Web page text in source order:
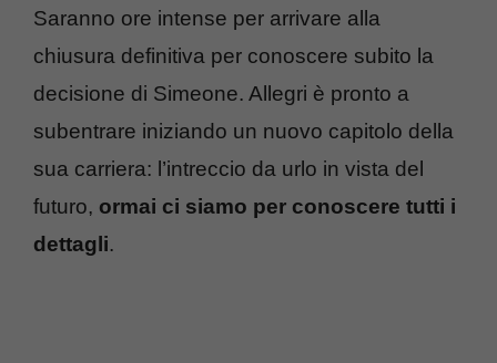
Saranno ore intense per arrivare alla
chiusura definitiva per conoscere subito la
decisione di Simeone. Allegri è pronto a
subentrare iniziando un nuovo capitolo della
sua carriera: l’intreccio da urlo in vista del
futuro, ormai ci siamo per conoscere tutti i
dettagli.